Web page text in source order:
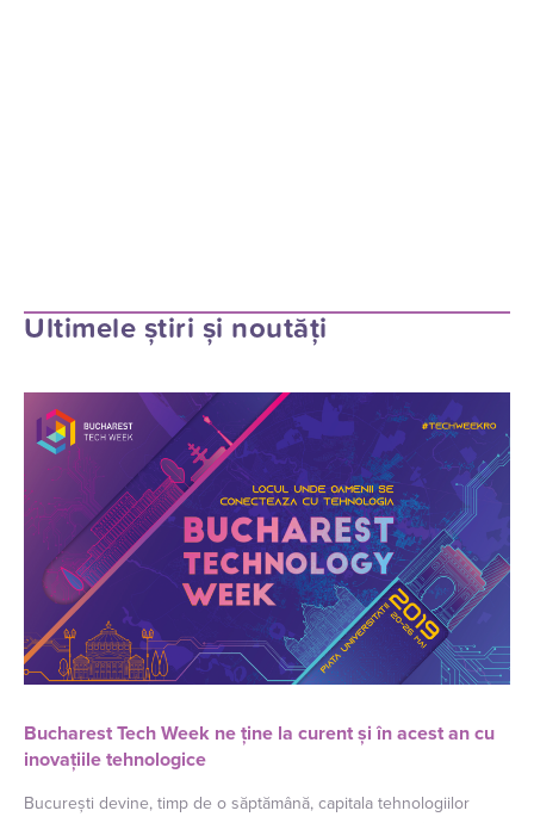
Ultimele știri și noutăți
Bucharest Tech Week ne ține la curent și în acest an cu
inovațiile tehnologice
București devine, timp de o săptămână, capitala tehnologiilor